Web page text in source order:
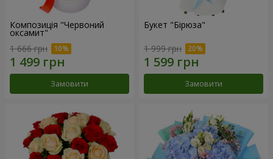
Композиція "Червоний
оксамит"
1 666 грн
Замовити
Букет "Бірюза"
1 999 грн
Замовити